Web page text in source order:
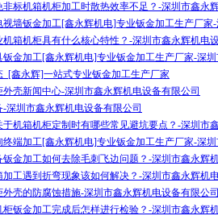
非标机箱机柜加工时散热效率不足？-深圳市鑫永
视墙钣金加工[鑫永辉机电]专业钣金加工生产厂家
机箱机柜具有什么核心特性？-深圳市鑫永辉机电
钣金加工[鑫永辉机电]专业钣金加工生产厂家-深
_[鑫永辉]一站式专业钣金加工生产厂家
外壳新闻中心-深圳市鑫永辉机电设备有限公司
-深圳市鑫永辉机电设备有限公司
于机箱机柜定制时有哪些常见避坑要点？-深圳市
终端加工[鑫永辉机电]专业钣金加工生产厂家-深
钣金加工如何去除毛刺飞边问题？-深圳市鑫永辉
加工遇到折弯现象该如何解决？-深圳市鑫永辉机
外壳的防腐蚀措施-深圳市鑫永辉机电设备有限公
柜钣金加工完成后怎样进行检验？-深圳市鑫永辉